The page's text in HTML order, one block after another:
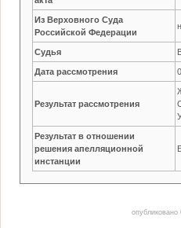
Из Верховного Суда
Российской Федерации
Судья
Дата рассмотрения
Результат рассмотрения
Результат в отношении
решения апелляционной
инстанции